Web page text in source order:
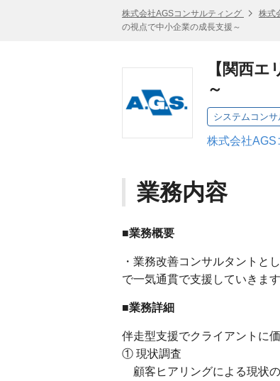
株式会社AGSコンサルティング 株式
の視点で中小企業の成長支援～
【関西
～
システムコンサ
株式会社AGS
業務内容
■業務概要
・業務改善コンサルタントと
で一気通貫で支援していきます
■業務詳細
伴走型支援でクライアントに
① 現状調査
顧客ヒアリングによる現状